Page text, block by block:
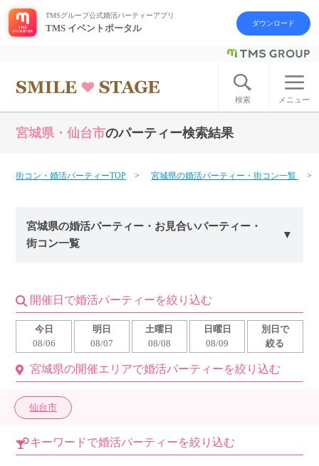
ログイン アカウント登録
はじめての方へ
今週の婚活パーティー
よくあるご質問
お問い合わせ
利用規約
個人情報保護方針launch
子どもの安全基準に関するポリシー
TMSグループ公式婚活パーティーアプリ
TMS イベントポータル ダウンロード
検索 メニュー
宮城県・仙台市のパーティー検索結果
街コン・婚活パーティーTOP 宮城県の婚活パーティー・街コン一覧
宮城県の婚活パーティー・お見合いパーティー・
街コン一覧
開催日で婚活パーティーを絞り込む
今日
08/06
明日
08/07
土曜日
08/08
日曜日
08/09
別日で
絞る
宮城県の開催エリアで婚活パーティーを絞り込む
仙台市
キーワードで婚活パーティーを絞り込む